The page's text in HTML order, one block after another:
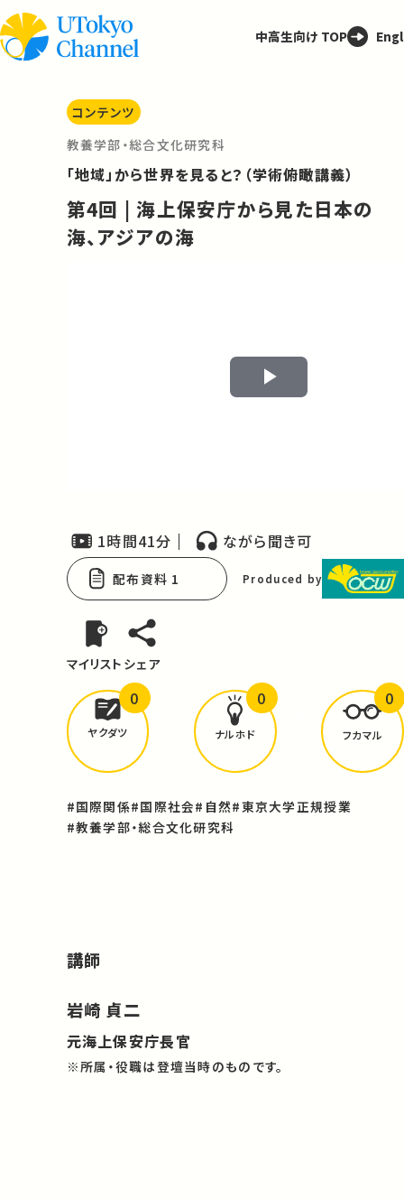
中高生向け TOP
コンテンツ
教養学部・総合文化研究科
「地域」から世界を見ると？（学術俯瞰講義）
第4回 | 海上保安庁から見た日本の
海、アジアの海
Play
1時間41分 ながら聞き可
配布資料 1 Produced by
マイリスト シェア
どんな学びがありましたか？
ヤクダツ
0
ナルホド
0
フカマル
0
#国際関係#国際社会#自然#東京大学正規授業
#教養学部・総合文化研究科
講師
岩崎 貞二
元海上保安庁長官
※所属・役職は登壇当時のものです。